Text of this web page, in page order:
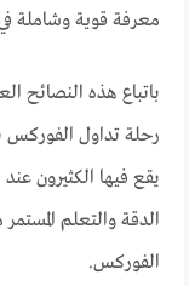
معرفة قوية وشاملة
باتباع هذه النصائح
رحلة تداول الفوركس
يقع فيها الكثيرون
الدقة والتعلم
الفوركس.